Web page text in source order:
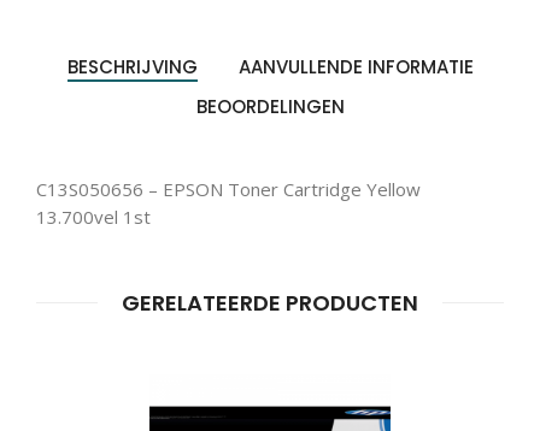
BESCHRIJVING
AANVULLENDE INFORMATIE
BEOORDELINGEN
C13S050656 – EPSON Toner Cartridge Yellow
13.700vel 1st
GERELATEERDE PRODUCTEN